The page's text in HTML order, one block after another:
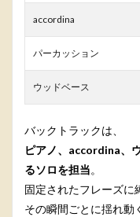
accordina
パーカッション
ウッドベース
バックトラックは、
ピアノ、accordina、
るソロを担当。
固定されたフレーズに
その瞬間ごとに揺れ動